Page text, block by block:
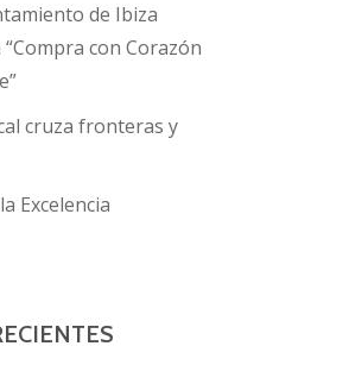
de Ibiza
con Corazón
cruza fronteras y
Excelencia